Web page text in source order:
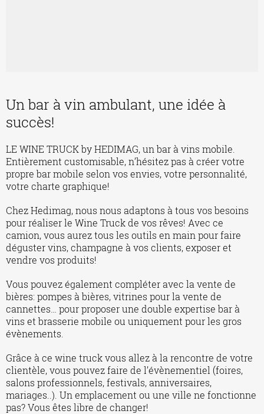
Un bar à vin ambulant, une idée à
succès!
LE WINE TRUCK by HEDIMAG, un bar à vins mobile.
Entièrement customisable, n’hésitez pas à créer votre
propre bar mobile selon vos envies, votre personnalité,
votre charte graphique!
Chez Hedimag, nous nous adaptons à tous vos besoins
pour réaliser le Wine Truck de vos rêves! Avec ce
camion, vous aurez tous les outils en main pour faire
déguster vins, champagne à vos clients, exposer et
vendre vos produits!
Vous pouvez également compléter avec la vente de
bières: pompes à bières, vitrines pour la vente de
cannettes… pour proposer une double expertise bar à
vins et brasserie mobile ou uniquement pour les gros
évènements.
Grâce à ce wine truck vous allez à la rencontre de votre
clientèle, vous pouvez faire de l’évènementiel (foires,
salons professionnels, festivals, anniversaires,
mariages..). Un emplacement ou une ville ne fonctionne
pas? Vous êtes libre de changer!